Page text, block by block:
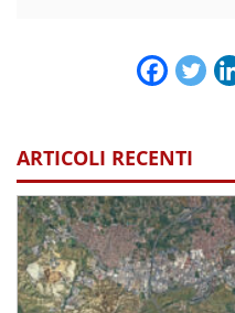
ARTICOLI RECENTI